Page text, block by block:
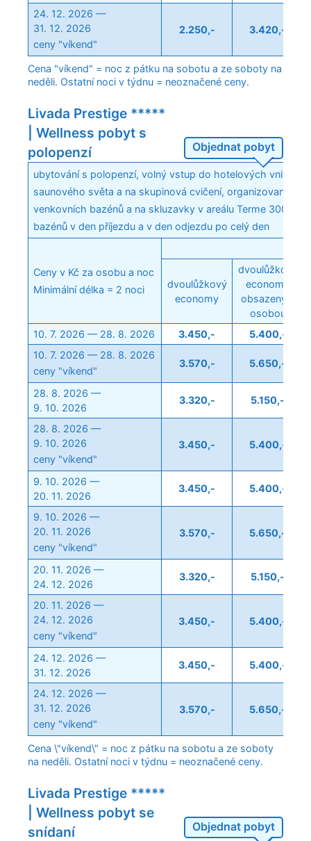
24. 12. 2026 —
31. 12. 2026
ceny "víkend"
2.250,- 3.420,-
Cena "víkend" = noc z pátku na sobotu a ze soboty na
neděli. Ostatní noci v týdnu = neoznačené ceny.
Livada Prestige *****
| Wellness pobyt s
polopenzí
Objednat pobyt
ubytování s polopenzí, volný vstup do hotelových
saunového světa a na skupinová cvičení, organizovaná
venkovních bazénů a na skluzavky v areálu Terme 3000,
bazénů v den příjezdu a v den odjezdu po celý den
Ceny v Kč za osobu a noc
Minimální délka = 2 noci
dvoulůžkový
economy
dvoulůžkový
economy
obsazený 1
osobou
10. 7. 2026 — 28. 8. 2026 3.450,-
5.400,-
10. 7. 2026 — 28. 8. 2026
ceny "víkend"
3.570,- 5.650,-
28. 8. 2026 —
9. 10. 2026
3.320,- 5.150,-
28. 8. 2026 —
9. 10. 2026
ceny "víkend"
3.450,- 5.400,-
9. 10. 2026 —
20. 11. 2026
3.450,- 5.400,-
9. 10. 2026 —
20. 11. 2026
ceny "víkend"
3.570,- 5.650,-
20. 11. 2026 —
24. 12. 2026
3.320,- 5.150,-
20. 11. 2026 —
24. 12. 2026
ceny "víkend"
3.450,- 5.400,-
24. 12. 2026 —
31. 12. 2026
3.450,- 5.400,-
24. 12. 2026 —
31. 12. 2026
ceny "víkend"
3.570,- 5.650,-
Cena \"víkend\" = noc z pátku na sobotu a ze soboty
na neděli. Ostatní noci v týdnu = neoznačené ceny.
Livada Prestige *****
| Wellness pobyt se
snídaní
Objednat pobyt